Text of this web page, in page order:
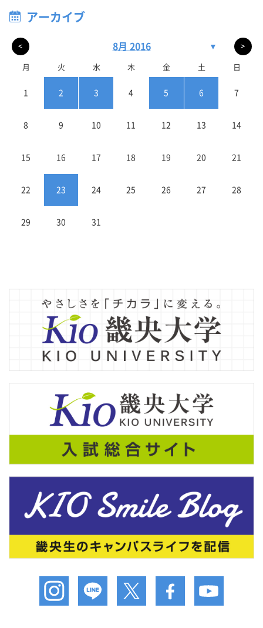
アーカイブ
< 8月 2016 ▼ >
月 火 水 木 金 土 日
1 2 3 4 5 6 7
8 9 10 11 12 13 14
15 16 17 18 19 20 21
22 23 24 25 26 27 28
29 30 31